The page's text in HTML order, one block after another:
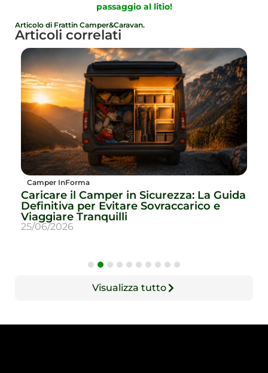
passaggio al litio!
Articolo di Frattin Camper&Caravan.
Articoli correlati
Camper InForma
Caricare il Camper in Sicurezza: La Guida
Definitiva per Evitare Sovraccarico e
Viaggiare Tranquilli
25/06/2026
Visualizza tutto